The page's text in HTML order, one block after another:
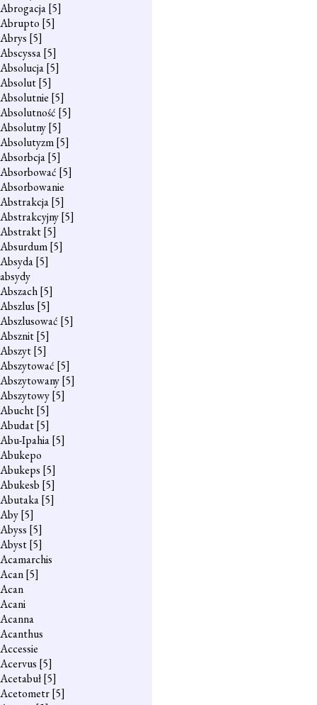
Abrogacja[5]
Abrupto [5]
Abrys [5]
Abscyssa[5]
Absolucja[5]
Absolut[5]
Absolutnie [5]
Absolutność [5]
Absolutny[5]
Absolutyzm[5]
Absorbcja[5]
Absorbować [5]
Absorbowanie
Abstrakcja[5]
Abstrakcyjny[5]
Abstrakt[5]
Absurdum[5]
Absyda[5]
absydy
Abszach[5]
Abszlus [5]
Abszlusować [5]
Absznit[5]
Abszyt[5]
Abszytować [5]
Abszytowany[5]
Abszytowy[5]
Abucht[5]
Abudat[5]
Abu-Ipahia[5]
Abukepo
Abukeps [5]
Abukesb [5]
Abutaka[5]
Aby[5]
Abyss [5]
Abyst[5]
Acamarchis
Acan[5]
Acan
Acani
Acanna
Acanthus
Accessie
Acervus [5]
Acetabuł[5]
Acetometr[5]